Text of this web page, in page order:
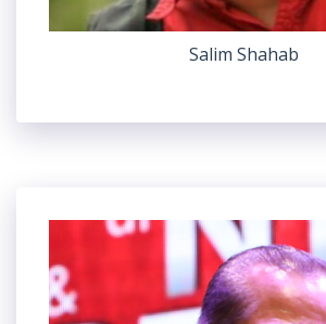
Salim Shahab